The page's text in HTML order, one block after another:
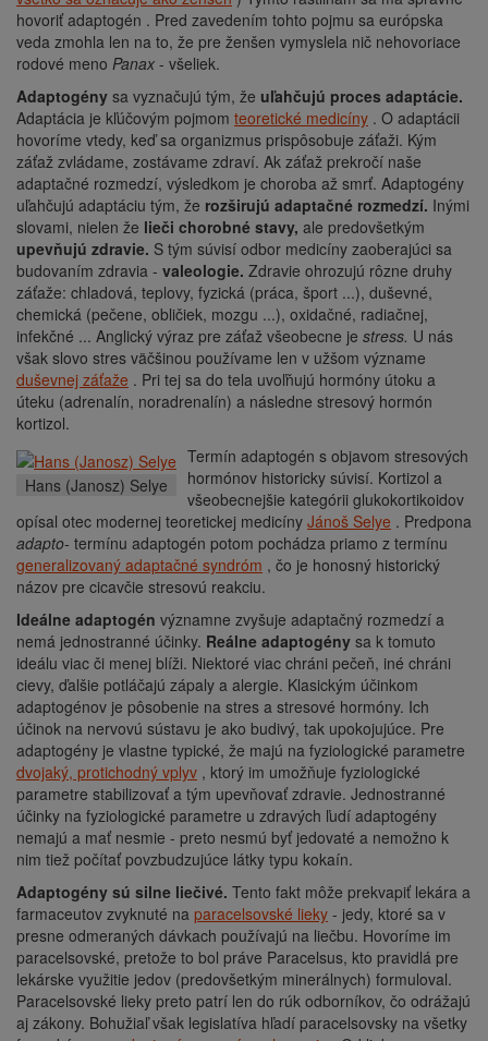
hovoriť adaptogén . Pred zavedením tohto pojmu sa európska
veda zmohla len na to, že pre ženšen vymyslela nič nehovoriace
rodové meno Panax - všeliek.
Adaptogény sa vyznačujú tým, že uľahčujú proces adaptácie.
Adaptácia je kľúčovým pojmom teoretické medicíny . O adaptácii
hovoríme vtedy, keď sa organizmus prispôsobuje záťaži. Kým
záťaž zvládame, zostávame zdraví. Ak záťaž prekročí naše
adaptačné rozmedzí, výsledkom je choroba až smrť. Adaptogény
uľahčujú adaptáciu tým, že rozširujú adaptačné rozmedzí. Inými
slovami, nielen že lieči chorobné stavy, ale predovšetkým
upevňujú zdravie. S tým súvisí odbor medicíny zaoberajúci sa
budovaním zdravia - valeologie. Zdravie ohrozujú rôzne druhy
záťaže: chladová, teplovy, fyzická (práca, šport ...), duševné,
chemická (pečene, obličiek, mozgu ...), oxidačné, radiačnej,
infekčné ... Anglický výraz pre záťaž všeobecne je stress. U nás
však slovo stres väčšinou používame len v užšom význame
duševnej záťaže . Pri tej sa do tela uvoľňujú hormóny útoku a
úteku (adrenalín, noradrenalín) a následne stresový hormón
kortizol.
Hans (Janosz) Selye
Termín adaptogén s objavom stresových
hormónov historicky súvisí. Kortizol a
všeobecnejšie kategórii glukokortikoidov
opísal otec modernej teoretickej medicíny Jánoš Selye . Predpona
adapto- termínu adaptogén potom pochádza priamo z termínu
generalizovaný adaptačné syndróm , čo je honosný historický
názov pre cicavčie stresovú reakciu.
Ideálne adaptogén významne zvyšuje adaptačný rozmedzí a
nemá jednostranné účinky. Reálne adaptogény sa k tomuto
ideálu viac či menej blíži. Niektoré viac chráni pečeň, iné chráni
cievy, ďalšie potláčajú zápaly a alergie. Klasickým účinkom
adaptogénov je pôsobenie na stres a stresové hormóny. Ich
účinok na nervovú sústavu je ako budivý, tak upokojujúce. Pre
adaptogény je vlastne typické, že majú na fyziologické parametre
dvojaký, protichodný vplyv , ktorý im umožňuje fyziologické
parametre stabilizovať a tým upevňovať zdravie. Jednostranné
účinky na fyziologické parametre u zdravých ľudí adaptogény
nemajú a mať nesmie - preto nesmú byť jedovaté a nemožno k
nim tiež počítať povzbudzujúce látky typu kokaín.
Adaptogény sú silne liečivé. Tento fakt môže prekvapiť lekára a
farmaceutov zvyknuté na paracelsovské lieky - jedy, ktoré sa v
presne odmeraných dávkach používajú na liečbu. Hovoríme im
paracelsovské, pretože to bol práve Paracelsus, kto pravidlá pre
lekárske využitie jedov (predovšetkým minerálnych) formuloval.
Paracelsovské lieky preto patrí len do rúk odborníkov, čo odrážajú
aj zákony. Bohužiaľ však legislatíva hľadí paracelsovsky na všetky